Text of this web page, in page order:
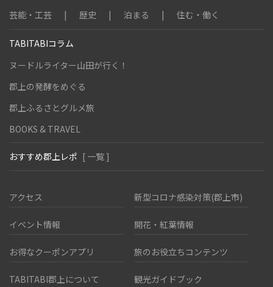
芸能・工芸
歴史 泊まる 住む・働く
TABITABIコラム
ヌードルライター山田が行く！
郡上の発酵をめぐる
郡上ふるさとグルメ旅
BOOKS & TRAVEL
おすすめ郡上レポ [ 一覧 ]
アクセス 新型コロナ感染対策(郡上市)
イベント情報 開花・紅葉情報
お得なクーポンアプリ 旅のお役立ちコンテンツ
TABITABI郡上について 観光ガイドブック